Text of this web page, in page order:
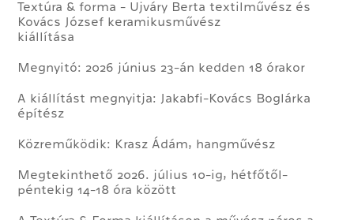
Textúra & forma - Ujváry Berta textilművész és
Kovács József keramikusművész
kiállítása
Megnyitó: 2026 június 23-án kedden 18 órakor
A kiállítást megnyitja: Jakabfi-Kovács Boglárka
építész
Közreműködik: Krasz Ádám, hangművész
Megtekinthető 2026. július 10-ig, hétfőtől-
péntekig 14-18 óra között